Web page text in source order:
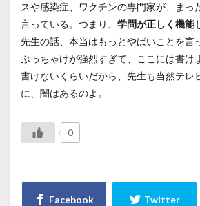
スや感染症、ワクチンの専門家が、まっ
言っている。つまり、 学問が正しく機能
先生の話、本当はもっとやばいことを言
ぶっちゃけが強烈すぎて、ここには書け
書けないくらいだから、先生も当然テレ
に、闇はあるのよ。
0